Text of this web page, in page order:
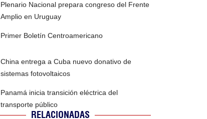
Plenario Nacional prepara congreso del Frente
Amplio en Uruguay
Primer Boletín Centroamericano
China entrega a Cuba nuevo donativo de
sistemas fotovoltaicos
Panamá inicia transición eléctrica del
transporte público
RELACIONADAS